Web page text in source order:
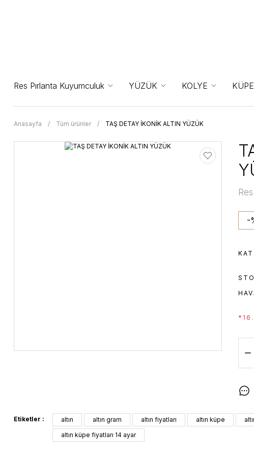
Res Pırlanta Kuyumculuk YÜZÜK KOLYE KÜPE
Anasayfa Tüm ürünler TAŞ DETAY İKONİK ALTIN YÜZÜK
-
Etiketler : altın altın gram altın fiyatları altın küpe
altın küpe fiyatları 14 ayar